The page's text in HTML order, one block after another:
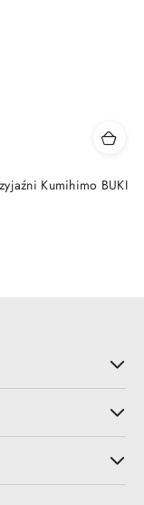
Kumihimo BUKI